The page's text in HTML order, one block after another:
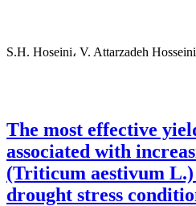
S.H. Hoseini، V. Attarzadeh Hosseini
The most effective
associated with
(Triticum aestivum
drought stress